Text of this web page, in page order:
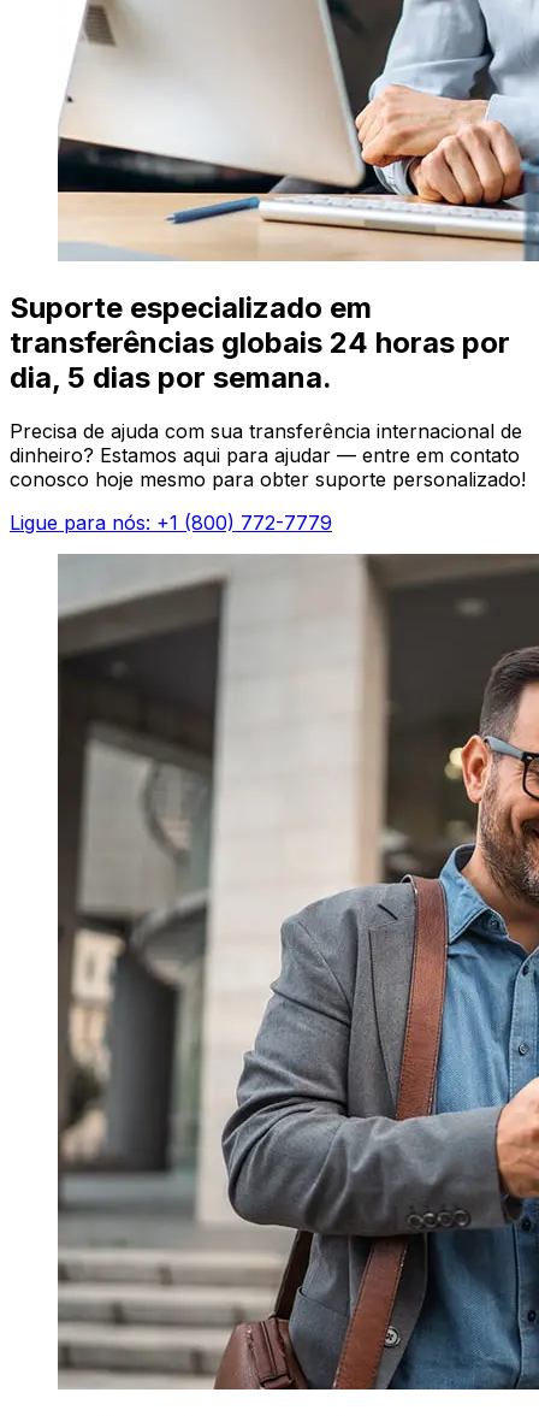
Suporte especializado em
transferências globais 24 horas por
dia, 5 dias por semana.
Precisa de ajuda com sua transferência internacional de
dinheiro? Estamos aqui para ajudar — entre em contato
conosco hoje mesmo para obter suporte personalizado!
Ligue para nós: +1 (800) 772-7779